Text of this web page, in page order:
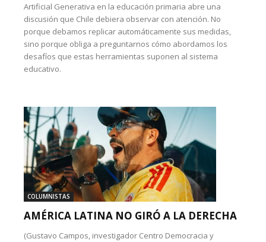
Artificial Generativa en la educación primaria abre una
discusión que Chile debiera observar con atención. No
porque debamos replicar automáticamente sus medidas,
sino porque obliga a preguntarnos cómo abordamos los
desafíos que estas herramientas suponen al sistema
educativo.
COLUMNISTAS
AMÉRICA LATINA NO GIRÓ A LA DERECHA
(Gustavo Campos, investigador Centro Democracia y